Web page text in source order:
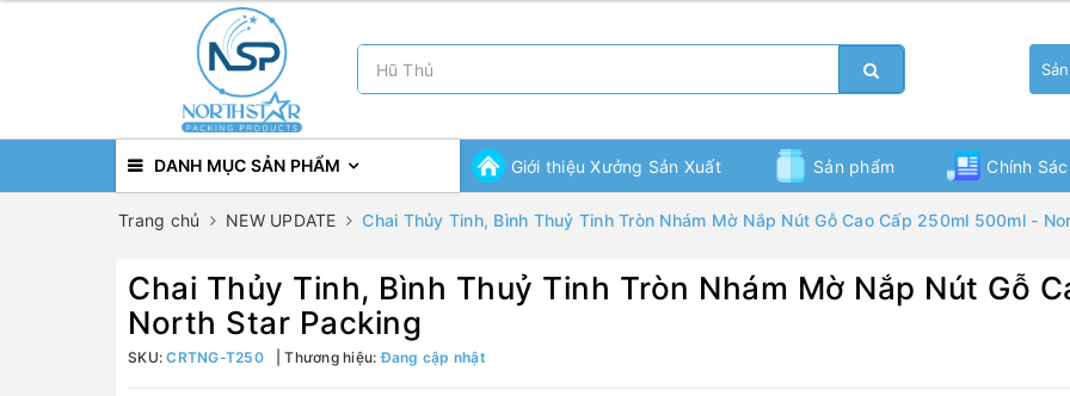
Bạn chưa xem sản phẩm nào
DANH MỤC SẢN PHẨM Giới thiệu Xưởng Sản Xuất Sản phẩm Chính
Trang chủ NEW UPDATE Chai Thủy Tinh, Bình Thuỷ Tinh Tròn Nhám Mờ Nắp Nút Gỗ Cao Cấp 250ml 500ml -
Chai Thủy Tinh, Bình Thuỷ Tinh Tròn Nhám Mờ Nắp Nút Gỗ
North Star Packing
SKU:CRTNG-T250 Thương hiệu:Đang cập nhật